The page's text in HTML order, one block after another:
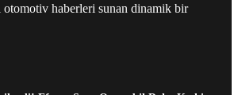
otomotiv haberleri sunan dinamik bir